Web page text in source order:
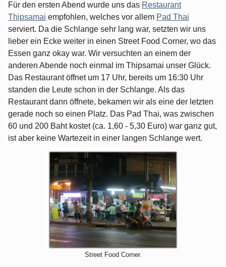
Für den ersten Abend wurde uns das Restaurant
Thipsamai empfohlen, welches vor allem Pad Thai
serviert. Da die Schlange sehr lang war, setzten wir uns
lieber ein Ecke weiter in einen Street Food Corner, wo das
Essen ganz okay war. Wir versuchten an einem der
anderen Abende noch einmal im Thipsamai unser Glück.
Das Restaurant öffnet um 17 Uhr, bereits um 16:30 Uhr
standen die Leute schon in der Schlange. Als das
Restaurant dann öffnete, bekamen wir als eine der letzten
gerade noch so einen Platz. Das Pad Thai, was zwischen
60 und 200 Baht kostet (ca. 1,60 - 5,30 Euro) war ganz gut,
ist aber keine Wartezeit in einer langen Schlange wert.
Street Food Corner.